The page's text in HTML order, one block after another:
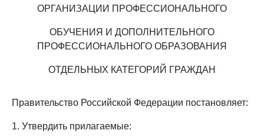
ОРГАНИЗАЦИИ ПРОФЕССИОНАЛЬНОГО
ОБУЧЕНИЯ И ДОПОЛНИТЕЛЬНОГО
ПРОФЕССИОНАЛЬНОГО ОБРАЗОВАНИЯ
ОТДЕЛЬНЫХ КАТЕГОРИЙ ГРАЖДАН
Правительство Российской Федерации постановляет:
1. Утвердить прилагаемые: